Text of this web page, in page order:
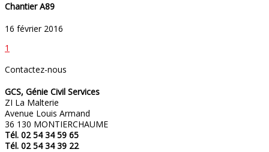
Chantier A89
16 février 2016
1
Contactez-nous
GCS, Génie Civil Services
ZI La Malterie
Avenue Louis Armand
36 130 MONTIERCHAUME
Tél. 02 54 34 59 65
Tél. 02 54 34 39 22